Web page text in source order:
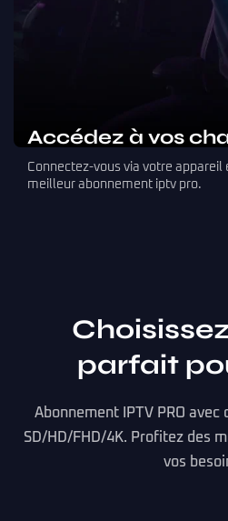
Accédez à vos
Connectez-vous via votre appareil
meilleur abonnement iptv pro.
parfait
Abonnement IPTV PRO
SD/HD/FHD/4K. Profitez des
vos